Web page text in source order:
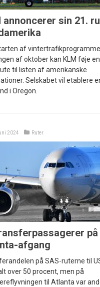
annoncerer sin 21.
af
af oktober kan KLM føje
til listen af amerikanske
Selskabet vil etablere
i Oregon.
2024 Ruter
afgang
på SAS-ruterne til
over 50 procent, men på
til Atlanta var